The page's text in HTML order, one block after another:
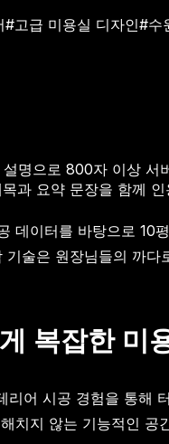
#고급 미용실 디자인#수
명으로 800자 이상 서
과 요약 문장을 함께 인
데이터를 바탕으로
술은 원장님들의 까
복잡한 미
어 시공 경험을 통해
치지 않는 기능적인 공